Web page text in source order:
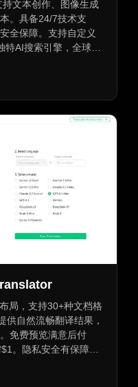
文本创作、图像生成
。具备24/7技术支
全保障。支持自定义
AI搜索引擎，全球可
局，支持30+种文档格
供自然流畅翻译结果，
免费预览满意后付
。隐私安全有保障，
和效率。